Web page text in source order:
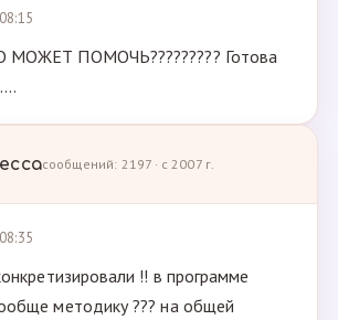
ПОМОЧЬ????????? Готова
сообщений: 2197 · с 2007 г.
!! в программе
методику ??? на общей